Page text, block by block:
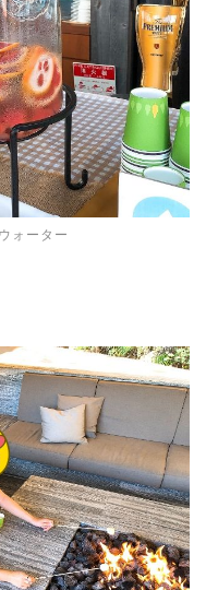
ォーター